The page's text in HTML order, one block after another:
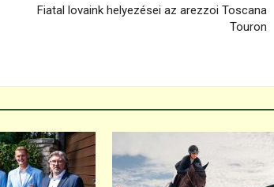
Fiatal lovaink helyezései az arezzoi Toscana
Touron